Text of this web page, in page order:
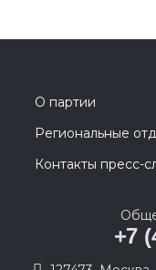
О партии
Региональные
Контакты пресс-
+7